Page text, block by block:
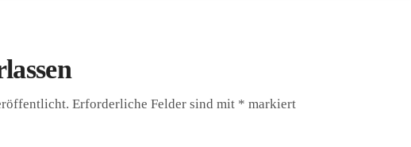
Erforderliche Felder sind mit * markiert